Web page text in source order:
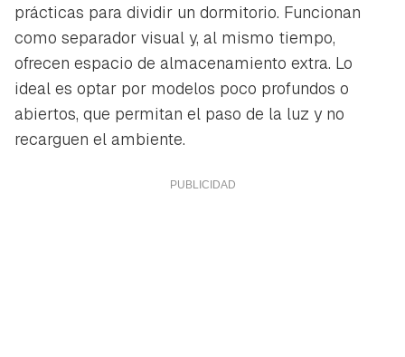
prácticas para dividir un dormitorio. Funcionan
como separador visual y, al mismo tiempo,
ofrecen espacio de almacenamiento extra. Lo
ideal es optar por modelos poco profundos o
abiertos, que permitan el paso de la luz y no
recarguen el ambiente.